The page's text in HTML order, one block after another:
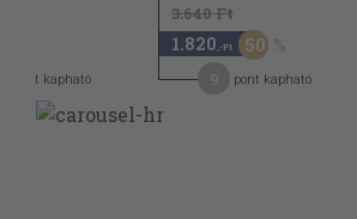
pont kapható
3.640 Ft
1.820 ,-Ft 50
pont kapható